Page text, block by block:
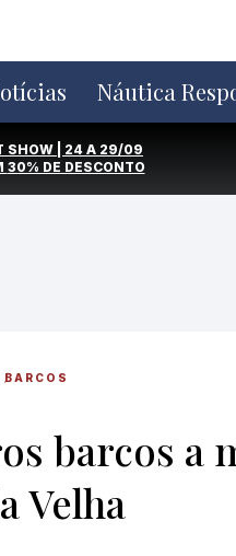
Náutica
SHOW | 24 A 29/09
30% DE DESCONTO
BARCOS
barcos a
Velha